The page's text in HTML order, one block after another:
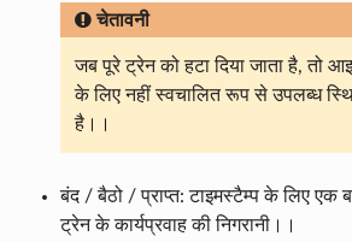
चेतावनी
जब पूरे ट्रेन को हटा दिया जाता है, तो
के लिए नहीं स्वचालित रूप से उपलब्ध
है।।
बंद / बैठो / प्राप्त: टाइमस्टैम्प के लिए
ट्रेन के कार्यप्रवाह की निगरानी।।